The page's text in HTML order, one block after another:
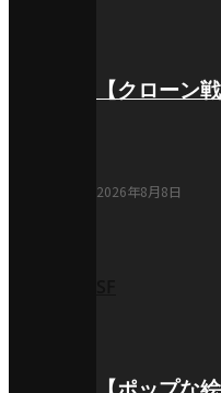
【クローン
2026年8月8日